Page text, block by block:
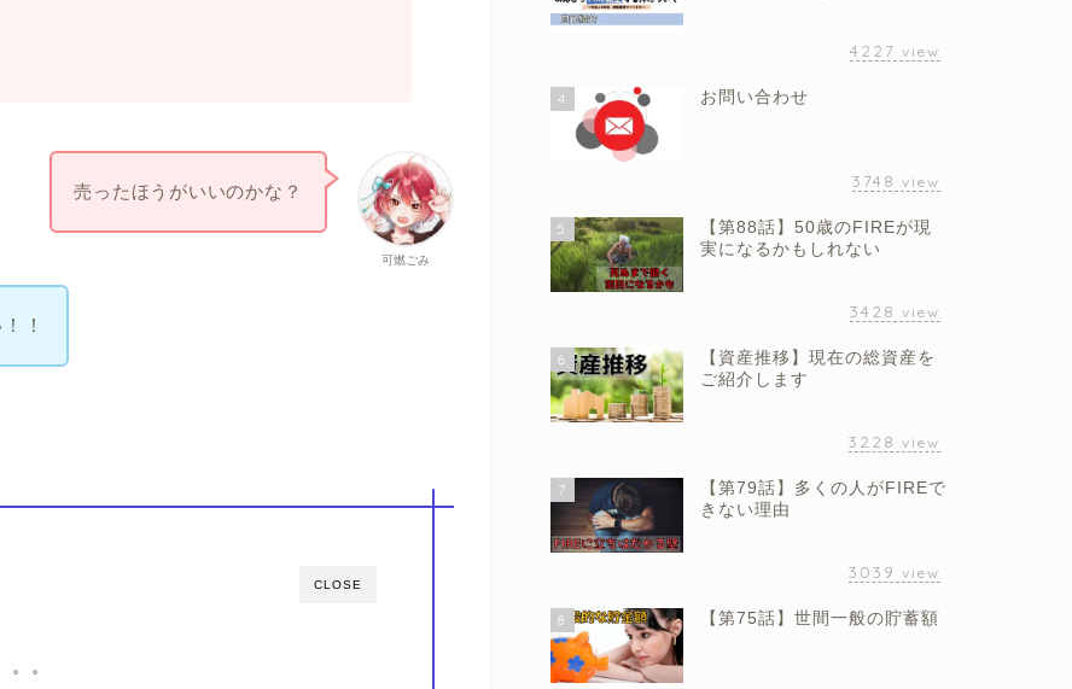
可燃ごみ
売ったほうがいいのかな？
！
CLOSE
。
4227 view
4 お問い合わせ
3748 view
5
【第88話】50歳のFIREが現
実になるかもしれない
3428 view
6
【資産推移】現在の総資産を
ご紹介します
3228 view
7
【第79話】多くの人がFIREで
きない理由
3039 view
8 【第75話】世間一般の貯蓄額